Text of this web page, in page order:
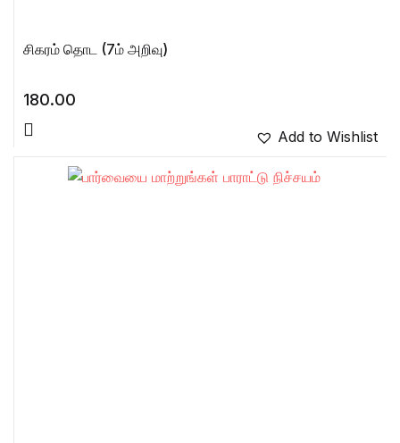
சிகரம் தொட (7ம் அறிவு)
180.00
Add to Wishlist